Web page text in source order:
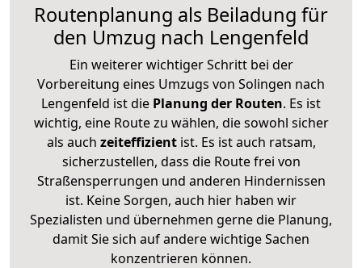
Routenplanung als Beiladung für
den Umzug nach Lengenfeld
Ein weiterer wichtiger Schritt bei der
Vorbereitung eines Umzugs von Solingen nach
Lengenfeld ist die Planung der Routen. Es ist
wichtig, eine Route zu wählen, die sowohl sicher
als auch zeiteffizientist. Es ist auch ratsam,
sicherzustellen, dass die Route frei von
Straßensperrungen und anderen Hindernissen
ist. Keine Sorgen, auch hier haben wir
Spezialisten und übernehmen gerne die Planung,
damit Sie sich auf andere wichtige Sachen
konzentrieren können.